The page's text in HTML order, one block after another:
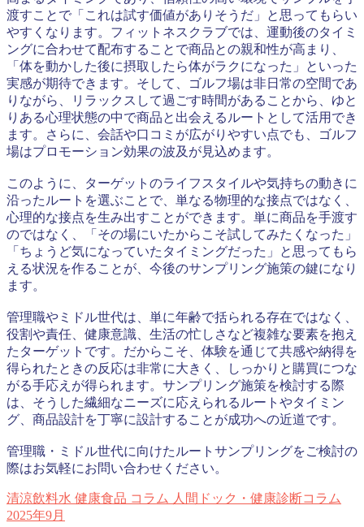
渡すことで「これは試す価値がありそうだ」と思ってもらい
やすくなります。フィットネスクラブでは、運動後のタイミ
ングに合わせて配布することで商品との親和性が高まり、
「体を動かした後に摂取したら体がラクになった」といった
実感が期待できます。そして、ゴルフ場は非日常の空間であ
りながら、リラックスして過ごす時間があることから、ゆと
りある心理状態の中で商品と出会えるルートとして活用でき
ます。さらに、会話や口コミが広がりやすい点でも、ゴルフ
場はプロモーション効果の波及が見込めます。
このように、ターゲットのライフスタイルや気持ちの動きに
沿ったルートを選ぶことで、単なる物理的な接点ではなく、
心理的な接点を生み出すことができます。単に商品を手渡す
のではなく、「その場にいたからこそ試してみたくなった」
「ちょうど気になっていたタイミングだった」と思ってもら
える状況を作ることが、今後のサンプリング施策の鍵になり
ます。
管理職やミドル世代は、単に年齢で括られる存在ではなく、
役割や責任、健康意識、生活の忙しさなど複雑な要素を抱え
たターゲットです。だからこそ、体験を通じて共感や納得を
得られたときの反応は非常に大きく、しっかりと購買につな
がる手応えが得られます。サンプリング施策を検討する際
は、そうした繊細なニーズに応えられるルートやタイミン
グ、商品設計を丁寧に設計することが成功への近道です。
管理職・ミドル世代に向けたルートサンプリングをご検討の
際はお気軽にお問い合わせください。
清涼飲料水 健康食品 コラム 人間ドック・健康診断コラム
2025年9月